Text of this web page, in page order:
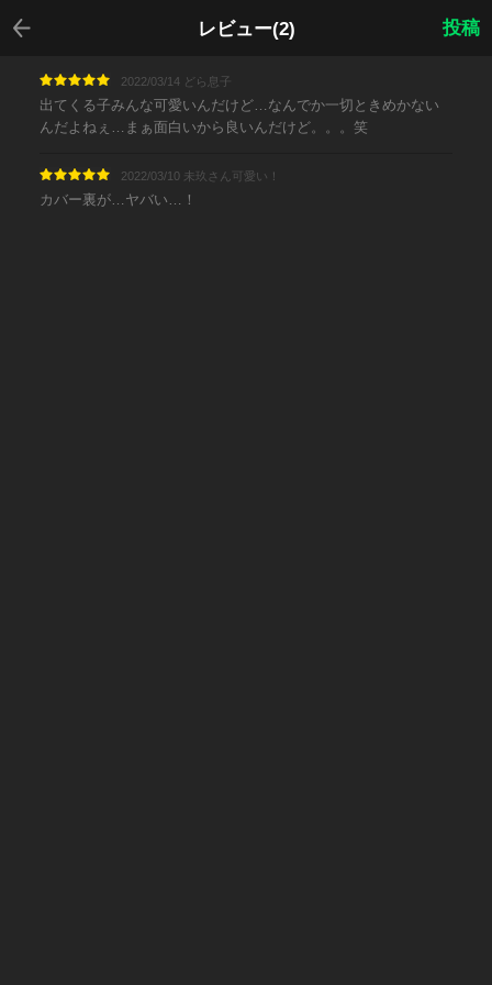
レビュー(2)
戻る
投稿
2022/03/14 どら息子
出てくる子みんな可愛いんだけど…なんでか一切ときめかない
んだよねぇ…まぁ面白いから良いんだけど。。。笑
2022/03/10 未玖さん可愛い！
カバー裏が…ヤバい…！